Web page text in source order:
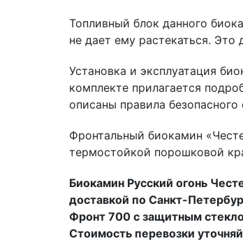
Топливный блок данного
не дает ему растекаться.
Установка и эксплуатация
комплекте прилагается
описаны правила
Фронтальный биокамин
термостойкой порошковой
Биокамин Русский огонь
доставкой по Санкт-
Фронт 700 с защитным
Стоимость перевозки